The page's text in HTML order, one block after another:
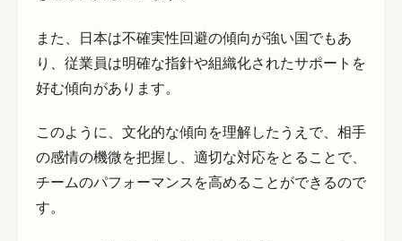
また、日本は不確実性回避の傾向が強い国でもあ
り、従業員は明確な指針や組織化されたサポートを
好む傾向があります。
このように、文化的な傾向を理解したうえで、相手
の感情の機微を把握し、適切な対応をとることで、
チームのパフォーマンスを高めることができるので
す。